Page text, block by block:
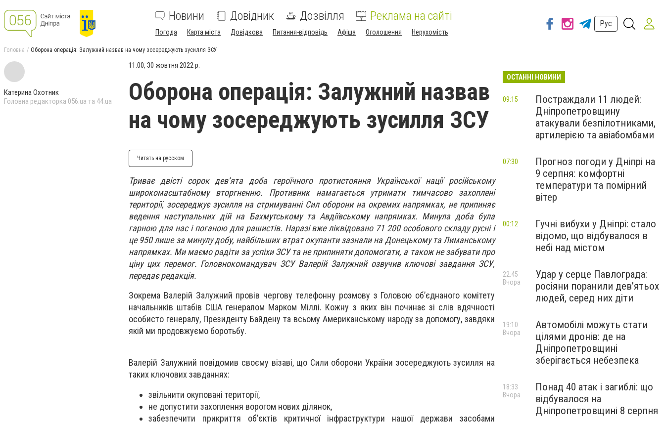
Новини Довідник Дозвілля Реклама на сайті
Погода Карта міста Довідкова Питання-відповідь Афіша Оголошення Нерухомість
Рус
Головна Оборона операція: Залужний назвав на чому зосереджують зусилля ЗСУ
Катерина Охотник
Головна редакторка 056.ua та 44.ua
11:00, 30 жовтня 2022 р.
Оборона операція: Залужний назвав
на чому зосереджують зусилля ЗСУ
Читать на русском
Триває двісті сорок дев’ята доба героїчного протистояння Української нації російському
широкомасштабному вторгненню. Противник намагається утримати тимчасово захоплені
території, зосереджує зусилля на стримуванні Сил оборони на окремих напрямках, не припиняє
ведення наступальних дій на Бахмутському та Авдіївському напрямках. Минула доба була
гарною для нас і поганою для рашистів. Наразі вже ліквідовано 71 200 особового складу русні і
це 950 лише за минулу добу, найбільших втрат окупанти зазнали на Донецькому та Лиманському
напрямках. Ми маємо радіти за успіхи ЗСУ та не припиняти допомогати, а також не забувати про
ціну цих перемог. Головнокомандувач ЗСУ Валерій Залужний озвучив ключові завдання ЗСУ,
передає редакція.
Зокрема Валерій Залужний провів чергову телефонну розмову з Головою об’єднаного комітету
начальників штабів США генералом Марком Міллі. Кожну з яких він починає зі слів вдячності
особисто генералу, Президенту Байдену та всьому Американському народу за допомогу, завдяки
якій ми продовжуємо боротьбу.
Валерій Залужний повідомив своєму візаві, що Сили оборони України зосереджують зусилля на
таких ключових завданнях:
звільнити окуповані території,
не допустити захоплення ворогом нових ділянок,
забезпечити прикриття обʼєктів критичної інфраструктури нашої держави засобами
ОСТАННІ НОВИНИ
Постраждали 11 людей:
Дніпропетровщину
атакували безпілотниками,
артилерією та авіабомбами
09:15
Прогноз погоди у Дніпрі на
9 серпня: комфортні
температури та помірний
вітер
07:30
Гучні вибухи у Дніпрі: стало
відомо, що відбувалося в
небі над містом
00:12
Удар у серце Павлограда:
росіяни поранили дев’ятьох
людей, серед них діти
22:45
Вчора
Автомобілі можуть стати
цілями дронів: де на
Дніпропетровщині
зберігається небезпека
19:10
Вчора
Понад 40 атак і загиблі: що
відбувалося на
Дніпропетровщині 8 серпня
18:33
Вчора